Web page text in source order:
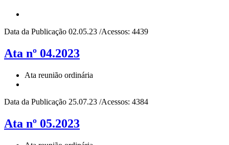
Data da Publicação 02.05.23 /Acessos: 4439
Ata nº 04.2023
Ata reunião ordinária
Data da Publicação 25.07.23 /Acessos: 4384
Ata nº 05.2023